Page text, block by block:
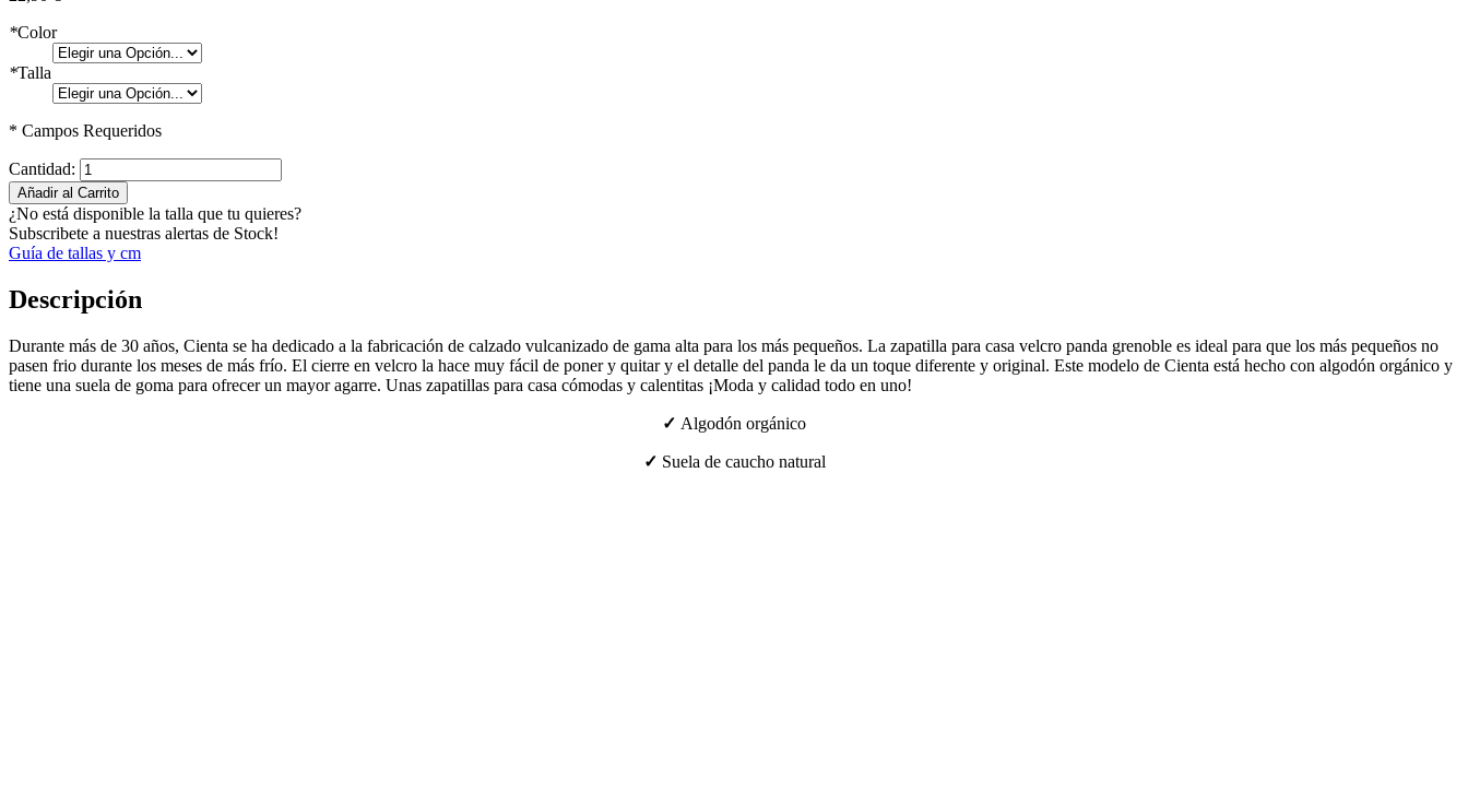
*Color
*Talla
* Campos Requeridos
Cantidad:
Añadir al Carrito
¿No está disponible la talla que tu quieres?
Subscribete a nuestras alertas de Stock!
Guía de tallas y cm
Descripción
Durante más de 30 años, Cienta se ha dedicado a la fabricación de calzado vulcanizado de gama alta para los más pequeños. La zapatilla para casa velcro panda grenoble es ideal para que los más pequeños no
pasen frio durante los meses de más frío. El cierre en velcro la hace muy fácil de poner y quitar y el detalle del panda le da un toque diferente y original. Este modelo de Cienta está hecho con algodón orgánico y
tiene una suela de goma para ofrecer un mayor agarre. Unas zapatillas para casa cómodas y calentitas ¡Moda y calidad todo en uno!
✓ Algodón orgánico
✓ Suela de caucho natural